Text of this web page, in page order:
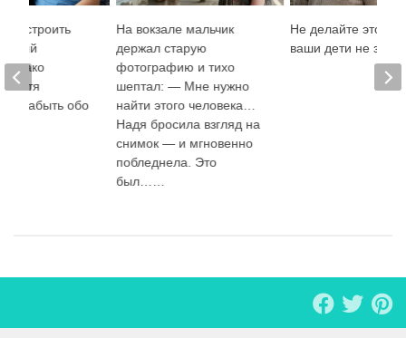
На вокзале мальчик
держал старую
фотографию и тихо
шептал: — Мне нужно
найти этого человека…
Надя бросила взгляд на
снимок — и мгновенно
побледнела. Это
был……
Не делайте этого,
ваши дети не
устроить
однако
гостя
её забыть обо